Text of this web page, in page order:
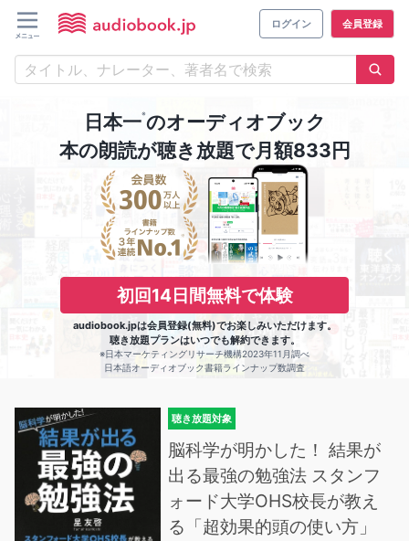
ログイン 会員登録
日本一※のオーディオブック
本の朗読が聴き放題で月額833円
初回14日間無料で体験
audiobook.jpは会員登録(無料)でお楽しみいただけます。
聴き放題プランはいつでも解約できます。
※日本マーケティングリサーチ機構2023年11月調べ
日本語オーディオブック書籍ラインナップ数調査
聴き放題対象
脳科学が明かした！ 結果が
出る最強の勉強法 スタンフ
ォード大学OHS校長が教え
る「超効果的頭の使い方」